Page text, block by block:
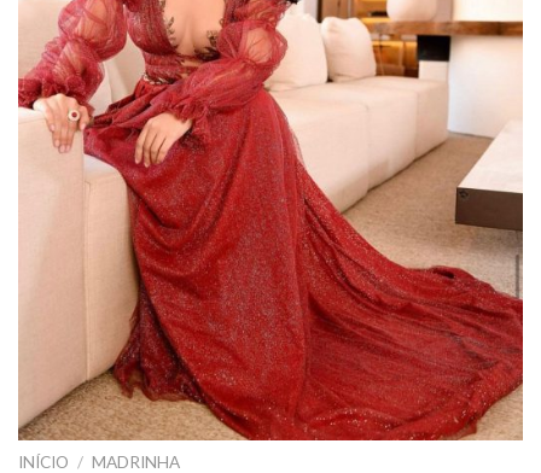
INÍCIO / MADRINHA